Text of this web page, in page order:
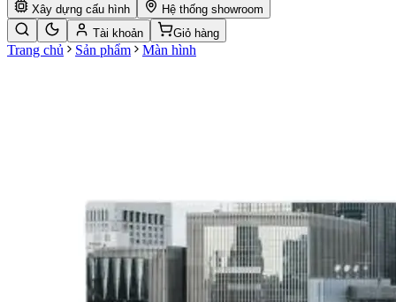
Xây dựng cấu hình
Hệ thống showroom
Tài khoản
Giỏ hàng
Trang chủ Sản phẩm Màn hình